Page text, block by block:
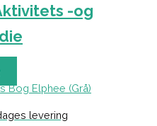
-og
levering